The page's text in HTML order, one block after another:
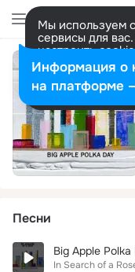
Мы используем
сервисы для
настроить
представитель.
Разрешить все
Песни
Big Apple Polka
In Search of a
Информация о
на платформе